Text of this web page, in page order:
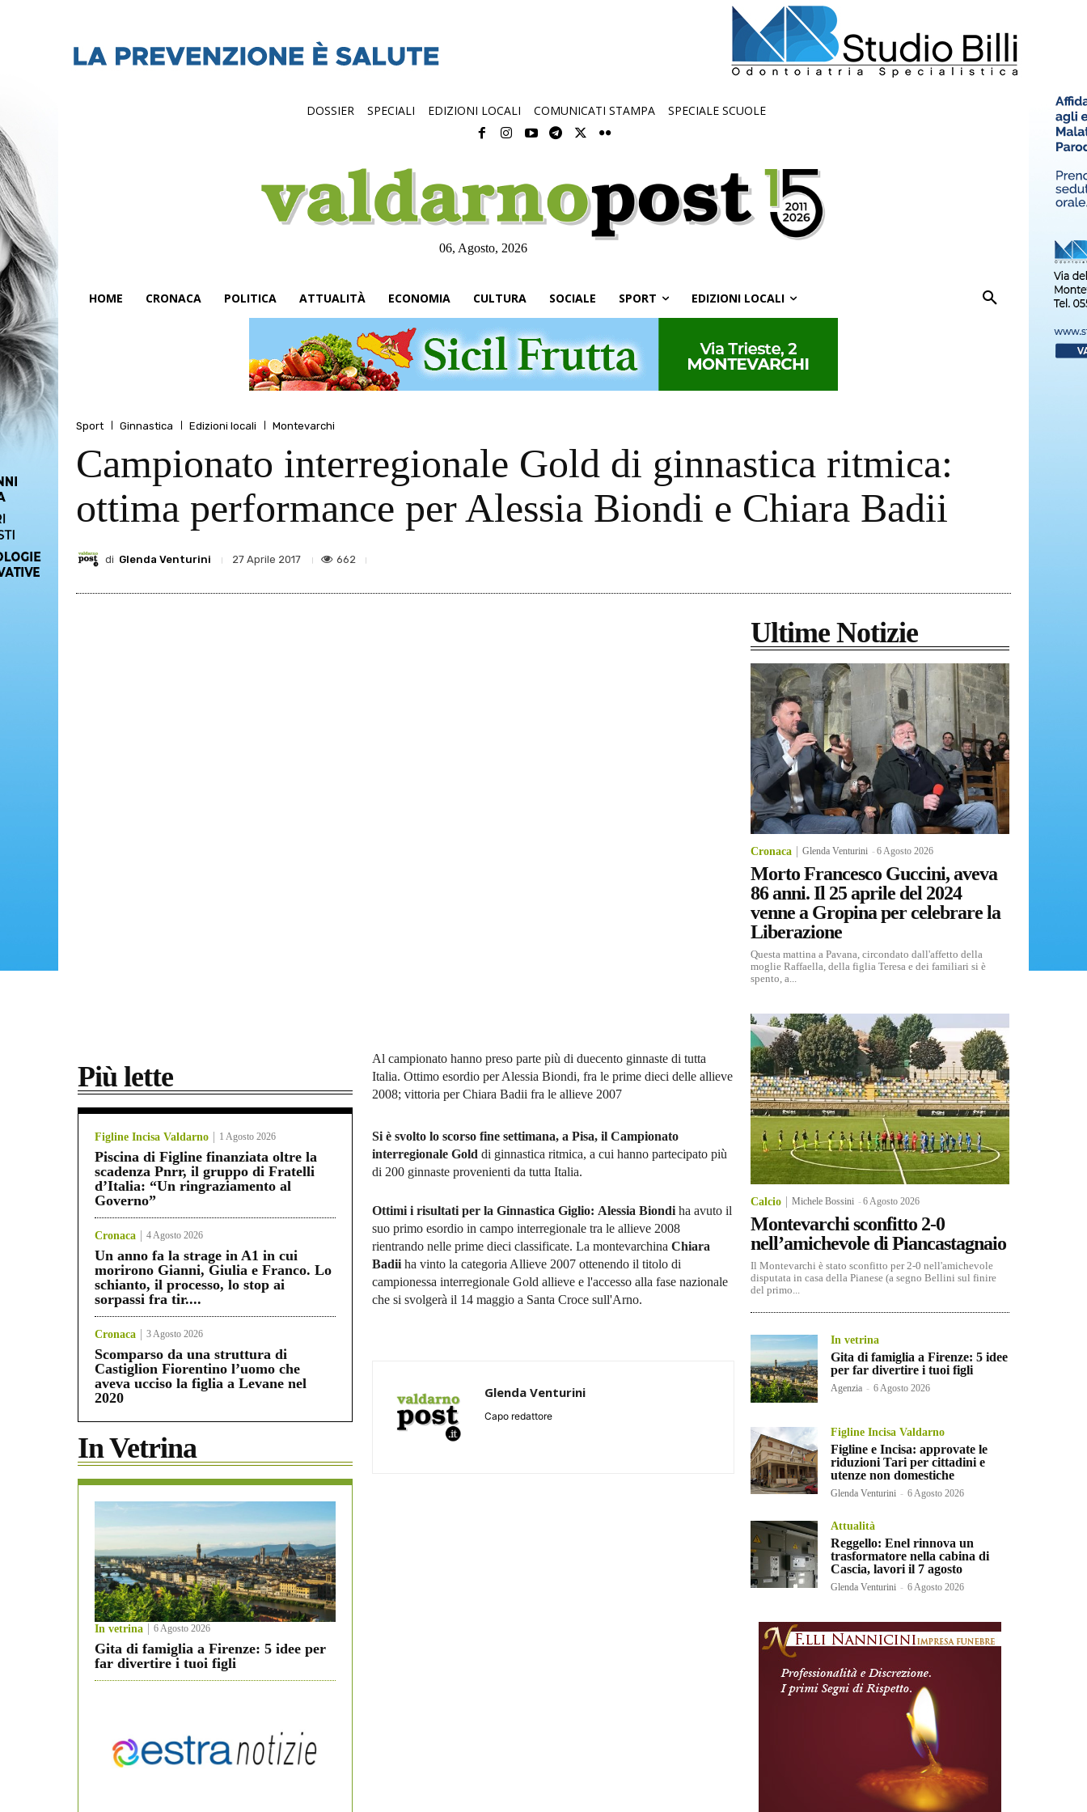
DOSSIER SPECIALI EDIZIONI LOCALI COMUNICATI STAMPA SPECIALE SCUOLE
06, Agosto, 2026
HOME CRONACA POLITICA ATTUALITÀ ECONOMIA CULTURA SOCIALE SPORT EDIZIONI LOCALI
Sport Ginnastica Edizioni locali Montevarchi
Campionato interregionale Gold di ginnastica ritmica:
ottima performance per Alessia Biondi e Chiara Badii
di Glenda Venturini 27 Aprile 2017 662
Più lette
Figline Incisa Valdarno 1 Agosto 2026
Piscina di Figline finanziata oltre la
scadenza Pnrr, il gruppo di Fratelli
d’Italia: “Un ringraziamento al
Governo”
Cronaca 4 Agosto 2026
Un anno fa la strage in A1 in cui
morirono Gianni, Giulia e Franco. Lo
schianto, il processo, lo stop ai
sorpassi fra tir....
Cronaca 3 Agosto 2026
Scomparso da una struttura di
Castiglion Fiorentino l’uomo che
aveva ucciso la figlia a Levane nel
2020
In Vetrina
In vetrina 6 Agosto 2026
Gita di famiglia a Firenze: 5 idee per
far divertire i tuoi figli
Al campionato hanno preso parte più di duecento ginnaste di tutta
Italia. Ottimo esordio per Alessia Biondi, fra le prime dieci delle allieve
2008; vittoria per Chiara Badii fra le allieve 2007
Si è svolto lo scorso fine settimana, a Pisa, il Campionato
interregionale Gold di ginnastica ritmica, a cui hanno partecipato più
di 200 ginnaste provenienti da tutta Italia.
Ottimi i risultati per la Ginnastica Giglio: Alessia Biondi ha avuto il
suo primo esordio in campo interregionale tra le allieve 2008
rientrando nelle prime dieci classificate. La montevarchina Chiara
Badii ha vinto la categoria Allieve 2007 ottenendo il titolo di
campionessa interregionale Gold allieve e l'accesso alla fase nazionale
che si svolgerà il 14 maggio a Santa Croce sull'Arno.
Glenda Venturini
Capo redattore
Ultime Notizie
Cronaca Glenda Venturini -6 Agosto 2026
Morto Francesco Guccini, aveva
86 anni. Il 25 aprile del 2024
venne a Gropina per celebrare la
Liberazione
Questa mattina a Pavana, circondato dall'affetto della
moglie Raffaella, della figlia Teresa e dei familiari si è
spento, a...
Calcio Michele Bossini -6 Agosto 2026
Montevarchi sconfitto 2-0
nell’amichevole di Piancastagnaio
Il Montevarchi è stato sconfitto per 2-0 nell'amichevole
disputata in casa della Pianese (a segno Bellini sul finire
del primo...
In vetrina
Gita di famiglia a Firenze: 5 idee
per far divertire i tuoi figli
Agenzia - 6 Agosto 2026
Figline Incisa Valdarno
Figline e Incisa: approvate le
riduzioni Tari per cittadini e
utenze non domestiche
Glenda Venturini - 6 Agosto 2026
Attualità
Reggello: Enel rinnova un
trasformatore nella cabina di
Cascia, lavori il 7 agosto
Glenda Venturini - 6 Agosto 2026